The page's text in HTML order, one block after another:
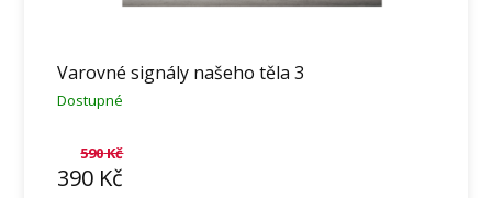
Varovné signály našeho těla 3
Dostupné
590Kč
390 Kč